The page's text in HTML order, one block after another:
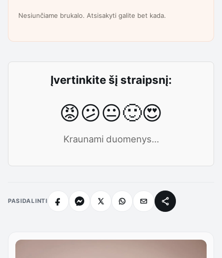
Nesiunčiame brukalo. Atsisakyti galite bet kada.
Įvertinkite šį straipsnį:
😡😕😐🙂😍
Kraunami duomenys...
PASIDALINTI